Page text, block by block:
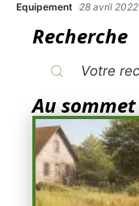
Equipement 28 avril 2022
Recherche
Au sommet